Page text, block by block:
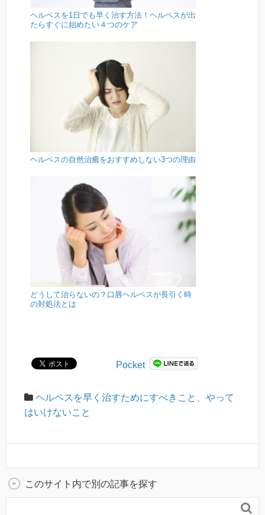
ヘルペスを1日でも早く治す方法！ヘルペスが出
たらすぐに始めたい４つのケア
ヘルペスの自然治癒をおすすめしない3つの理由
どうして治らないの？口唇ヘルペスが長引く時
の対処法とは
Pocket
ヘルペスを早く治すためにすべきこと、やって
はいけないこと
このサイト内で別の記事を探す
